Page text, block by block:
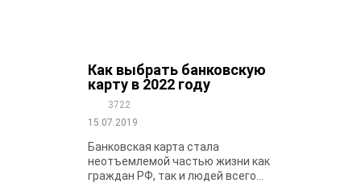
Как выбрать банковскую
карту в 2022 году
3722
15.07.2019
Банковская карта стала
неотъемлемой частью жизни как
граждан РФ, так и людей всего...